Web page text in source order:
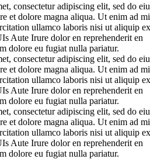
consectetur adipiscing elit, sed do
et dolore magna aliqua. Ut enim ad
ullamco laboris nisi ut aliquip
Aute Irure dolor en reprehenderit en
dolore eu fugiat nulla pariatur.
consectetur adipiscing elit, sed do
et dolore magna aliqua. Ut enim ad
ullamco laboris nisi ut aliquip
Aute Irure dolor en reprehenderit en
dolore eu fugiat nulla pariatur.
consectetur adipiscing elit, sed do
et dolore magna aliqua. Ut enim ad
ullamco laboris nisi ut aliquip
Aute Irure dolor en reprehenderit en
dolore eu fugiat nulla pariatur.